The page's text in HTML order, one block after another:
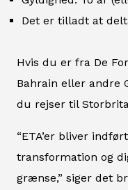
Det er tilladt at
Hvis du er fra De
Bahrain eller andre
du rejser til
“ETA’er bliver
transformation og
grænse,” siger det